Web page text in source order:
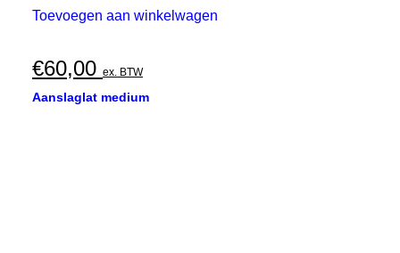
Toevoegen aan winkelwagen
€60,00 ex. BTW
Aanslaglat medium